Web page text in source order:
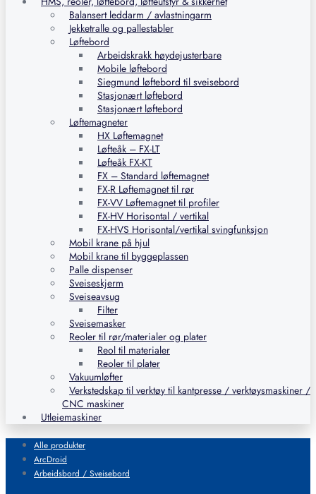
Balansert leddarm / avlastningarm
Jekketralle og pallestabler
Løftebord
Arbeidskrakk høydejusterbare
Mobile løftebord
Siegmund løftebord til sveisebord
Stasjonært løftebord
Stasjonært løftebord
Løftemagneter
HX Løftemagnet
Løfteåk – FX-LT
Løfteåk FX-KT
FX – Standard løftemagnet
FX-R Løftemagnet til rør
FX-VV Løftemagnet til profiler
FX-HV Horisontal / vertikal
FX-HVS Horisontal/vertikal svingfunksjon
Mobil krane på hjul
Mobil krane til byggeplassen
Palle dispenser
Sveiseskjerm
Sveiseavsug
Filter
Sveisemasker
Reoler til rør/materialer og plater
Reol til materialer
Reoler til plater
Vakuumløfter
Verkstedskap til verktøy til kantpresse / verktøysmaskiner /
CNC maskiner
Utleiemaskiner
Alle produkter
ArcDroid
Arbeidsbord / Sveisebord